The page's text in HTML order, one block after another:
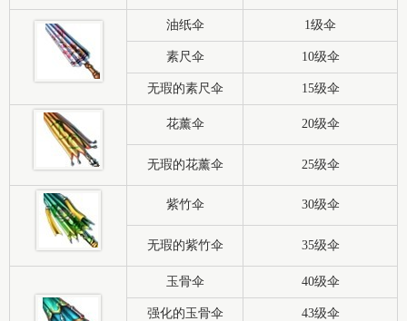
油纸伞 1级伞
素尺伞 10级伞
无瑕的素尺伞 15级伞
花薰伞 20级伞
无瑕的花薰伞 25级伞
紫竹伞 30级伞
无瑕的紫竹伞 35级伞
玉骨伞 40级伞
强化的玉骨伞 43级伞